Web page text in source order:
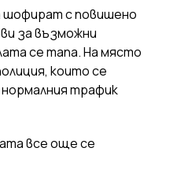
с повишено
за възможни
се тапа. На място
които се
трафик
все още се